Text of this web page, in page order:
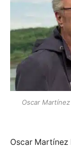
Oscar
Oscar